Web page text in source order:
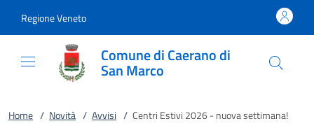
Regione Veneto
Comune di Caerano di
San Marco
Home / Novità / Avvisi / Centri Estivi 2026 - nuova settimana!